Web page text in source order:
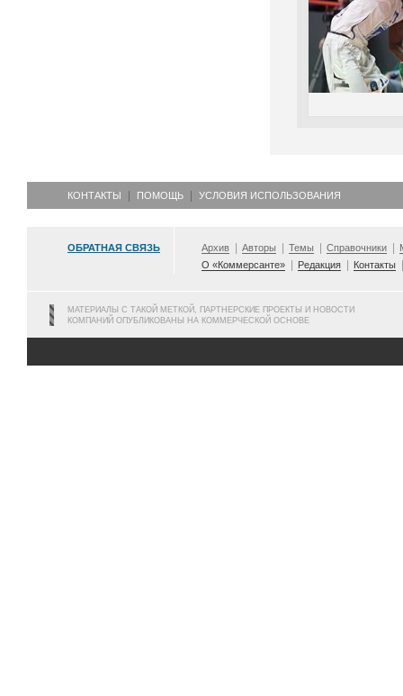
КОНТАКТЫ ПОМОЩЬ УСЛОВИЯ ИСПОЛЬЗОВАНИЯ
ОБРАТНАЯ СВЯЗЬ Архив Авторы Темы Справочники
О «Коммерсанте»
Редакция Контакты
МАТЕРИАЛЫ С ТАКОЙ МЕТКОЙ, ПАРТНЕРСКИЕ ПРОЕКТЫ И НОВОСТИ
КОМПАНИЙ ОПУБЛИКОВАНЫ НА КОММЕРЧЕСКОЙ ОСНОВЕ